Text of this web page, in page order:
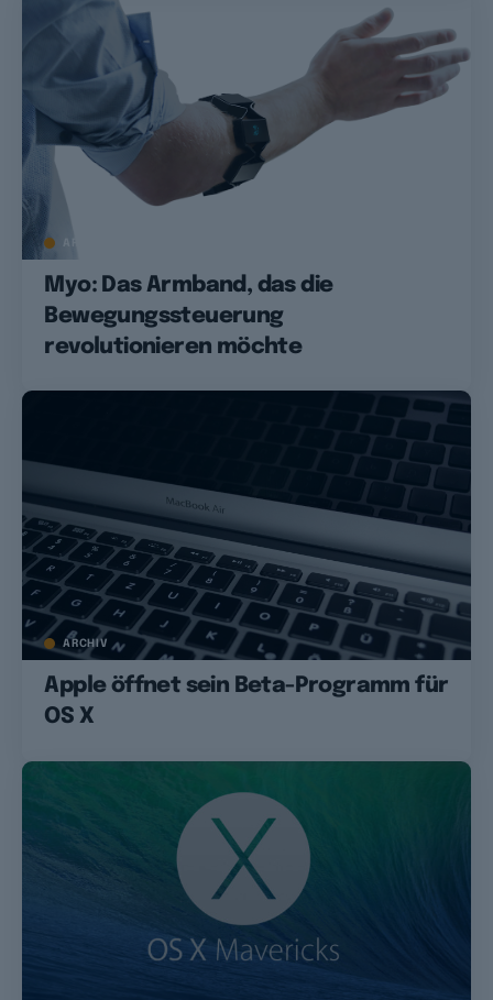
Myo: Das Armband, das die
Bewegungssteuerung
revolutionieren möchte
ARCHIV
Apple öffnet sein Beta-Programm für
OS X